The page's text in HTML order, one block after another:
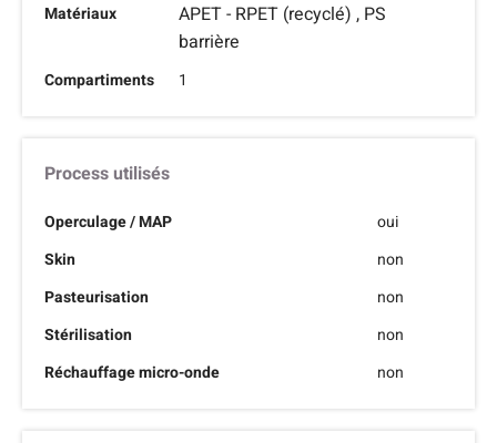
Matériaux
APET - RPET (recyclé) , PS
barrière
Compartiments 1
Process utilisés
Operculage / MAP
oui
Skin
non
Pasteurisation
non
Stérilisation
non
Réchauffage micro-onde
non